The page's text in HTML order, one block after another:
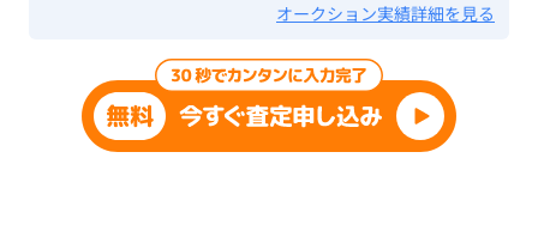
オークション実績詳細を見る